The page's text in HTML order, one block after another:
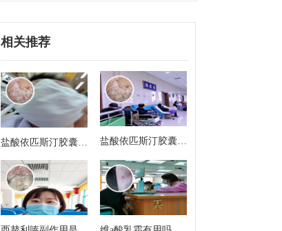
相关推荐
盐酸依匹斯汀胶囊多
久一个疗程是几天
盐酸依匹斯汀胶囊来